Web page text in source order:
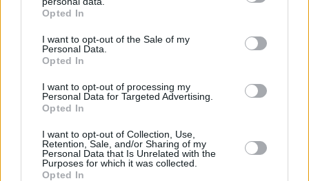
grant or deny consent to Google and its third-party tags to
use your data for below specified purposes in below Google
consent section.
Opted In
I want to opt-out of the Sale of my
Personal Data.
Opted In
I want to opt-out of processing my
Personal Data for Targeted Advertising.
Opted In
I want to opt-out of Collection, Use,
Retention, Sale, and/or Sharing of my
Personal Data that Is Unrelated with the
Purposes for which it was collected.
Opted In
(+συνταγή)
«Κόκκινος» συναγερμός σήμερα σε Αττική και νησιά
λόγω πολύ υψηλού κινδύνου πυρκαγιάς – Πού ισχύει το
Red Code
Μεγάλη φωτιά στο όρος Μπρόμο: Έκλεισε το εθνικό
πάρκο στην Ινδονησία
πριν 44 λεπτά
Το μενού της ημέρας - Τι τρώμε σήμερα Κυριακή
(9/8/2026)
09.08.2026, 06:00